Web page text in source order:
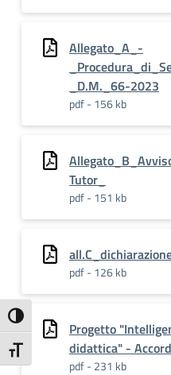
Attiva/disattiva alto contrasto
Attiva/disattiva dimensione
Allegato_A_-
_D.M._66-2023
pdf - 156 kb
Tutor_
pdf - 151 kb
pdf - 126 kb
Progetto
didattica" -
pdf - 231 kb